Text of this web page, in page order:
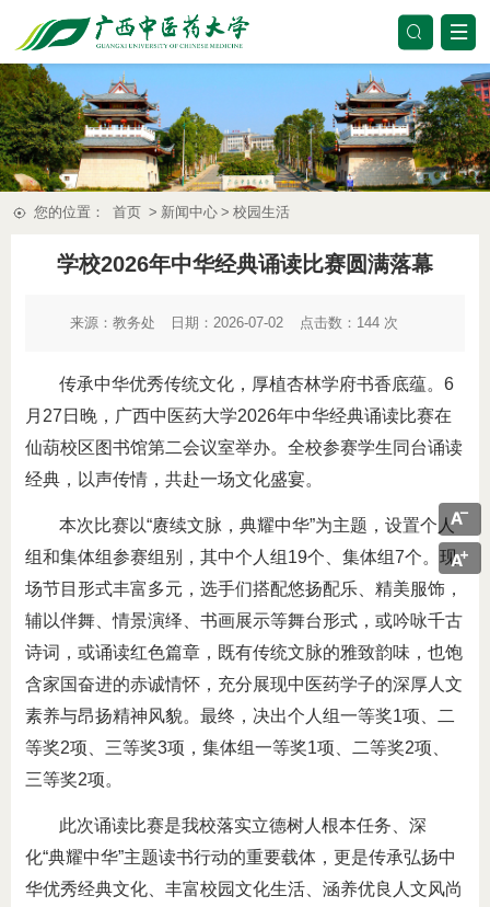
您的位置： 首页 > 新闻中心 > 校园生活
学校2026年中华经典诵读比赛圆满落幕
来源： 教务处 日期：2026-07-02 点击数： 144次
传承中华优秀传统文化，厚植杏林学府书香底蕴。6
月27日晚，广西中医药大学2026年中华经典诵读比赛在
仙葫校区图书馆第二会议室举办。全校参赛学生同台诵读
经典，以声传情，共赴一场文化盛宴。
本次比赛以“赓续文脉，典耀中华”为主题，设置个人
组和集体组参赛组别，其中个人组19个、集体组7个。现
场节目形式丰富多元，选手们搭配悠扬配乐、精美服饰，
辅以伴舞、情景演绎、书画展示等舞台形式，或吟咏千古
诗词，或诵读红色篇章，既有传统文脉的雅致韵味，也饱
含家国奋进的赤诚情怀，充分展现中医药学子的深厚人文
素养与昂扬精神风貌。最终，决出个人组一等奖1项、二
等奖2项、三等奖3项，集体组一等奖1项、二等奖2项、
三等奖2项。
此次诵读比赛是我校落实立德树人根本任务、深
化“典耀中华”主题读书行动的重要载体，更是传承弘扬中
华优秀经典文化、丰富校园文化生活、涵养优良人文风尚